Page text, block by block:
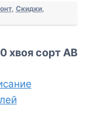
, Скидки,
хвоя сорт АВ